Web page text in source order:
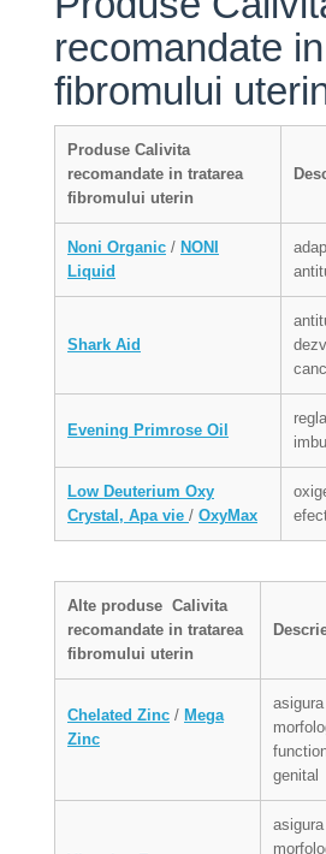
recomandate
fibromului
Produse Calivita
recomandate in tratarea
fibromului uterin
Noni Organic / NONI
Liquid
Shark Aid
Evening Primrose Oil
Low Deuterium Oxy
Crystal, Apa vie / OxyMax
Alte produse Calivita
recomandate in tratarea
fibromului uterin
Chelated Zinc / Mega
Zinc